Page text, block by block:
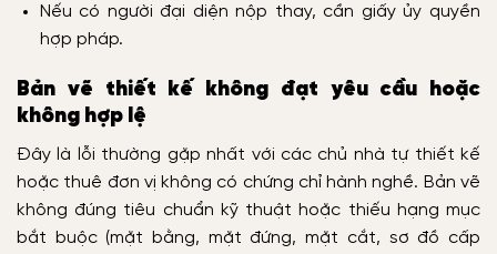
Nếu có người đại diện nộp thay, cần giấy ủy quyền
hợp pháp.
Bản vẽ thiết kế không đạt yêu cầu hoặc
không hợp lệ
Đây là lỗi thường gặp nhất với các chủ nhà tự thiết kế
hoặc thuê đơn vị không có chứng chỉ hành nghề. Bản vẽ
không đúng tiêu chuẩn kỹ thuật hoặc thiếu hạng mục
bắt buộc (mặt bằng, mặt đứng, mặt cắt, sơ đồ cấp